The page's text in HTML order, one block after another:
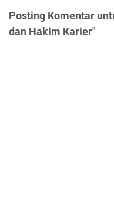
Posting Komentar
dan Hakim Karier"